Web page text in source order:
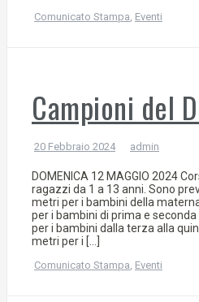
Comunicato Stampa, Eventi
Campioni del
20 Febbraio 2024 admin
DOMENICA 12 MAGGIO 2024
ragazzi da 1 a 13 anni. Sono
metri per i bambini della
per i bambini di prima e
per i bambini dalla terza alla
metri per i […]
Comunicato Stampa, Eventi